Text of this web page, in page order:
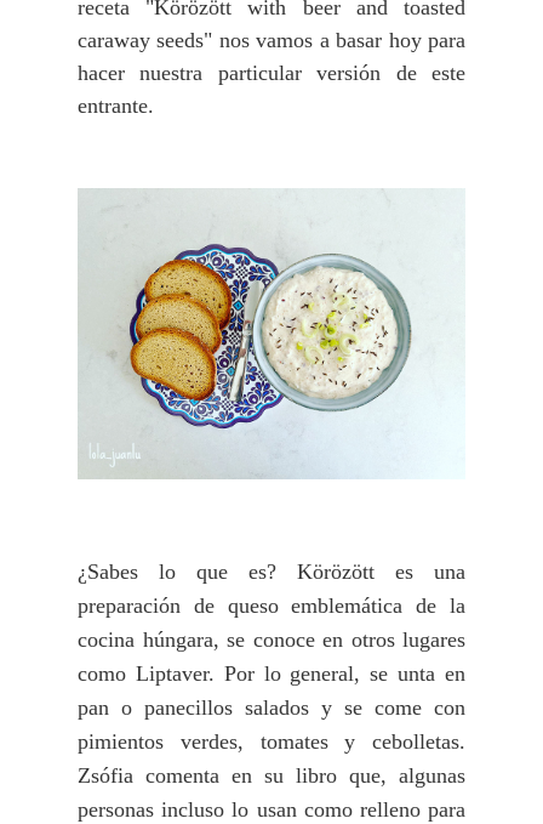
receta "Körözött with beer and toasted
caraway seeds" nos vamos a basar hoy para
hacer nuestra particular versión de este
entrante.
¿Sabes lo que es? Körözött es una
preparación de queso emblemática de la
cocina húngara, se conoce en otros lugares
como Liptaver. Por lo general, se unta en
pan o panecillos salados y se come con
pimientos verdes, tomates y cebolletas.
Zsófia comenta en su libro que, algunas
personas incluso lo usan como relleno para